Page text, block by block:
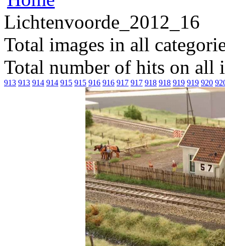
Lichtenvoorde_2012_16
Total images in all
Total number of hits on all
913 913 914 914 915 915 916 916 917 917 918 918 919 919 920